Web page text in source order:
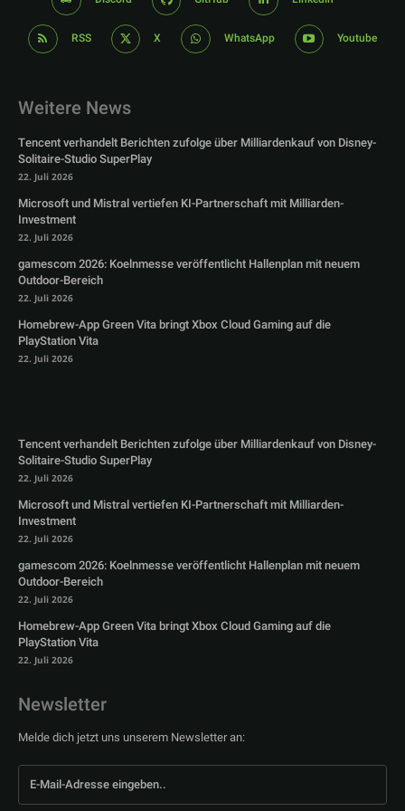
RSS X WhatsApp Youtube
Weitere News
Tencent verhandelt Berichten zufolge über Milliardenkauf von Disney-
Solitaire-Studio SuperPlay
22. Juli 2026
Microsoft und Mistral vertiefen KI-Partnerschaft mit Milliarden-
Investment
22. Juli 2026
gamescom 2026: Koelnmesse veröffentlicht Hallenplan mit neuem
Outdoor-Bereich
22. Juli 2026
Homebrew-App Green Vita bringt Xbox Cloud Gaming auf die
PlayStation Vita
22. Juli 2026
Tencent verhandelt Berichten zufolge über Milliardenkauf von Disney-
Solitaire-Studio SuperPlay
22. Juli 2026
Microsoft und Mistral vertiefen KI-Partnerschaft mit Milliarden-
Investment
22. Juli 2026
gamescom 2026: Koelnmesse veröffentlicht Hallenplan mit neuem
Outdoor-Bereich
22. Juli 2026
Homebrew-App Green Vita bringt Xbox Cloud Gaming auf die
PlayStation Vita
22. Juli 2026
Newsletter
Melde dich jetzt uns unserem Newsletter an: